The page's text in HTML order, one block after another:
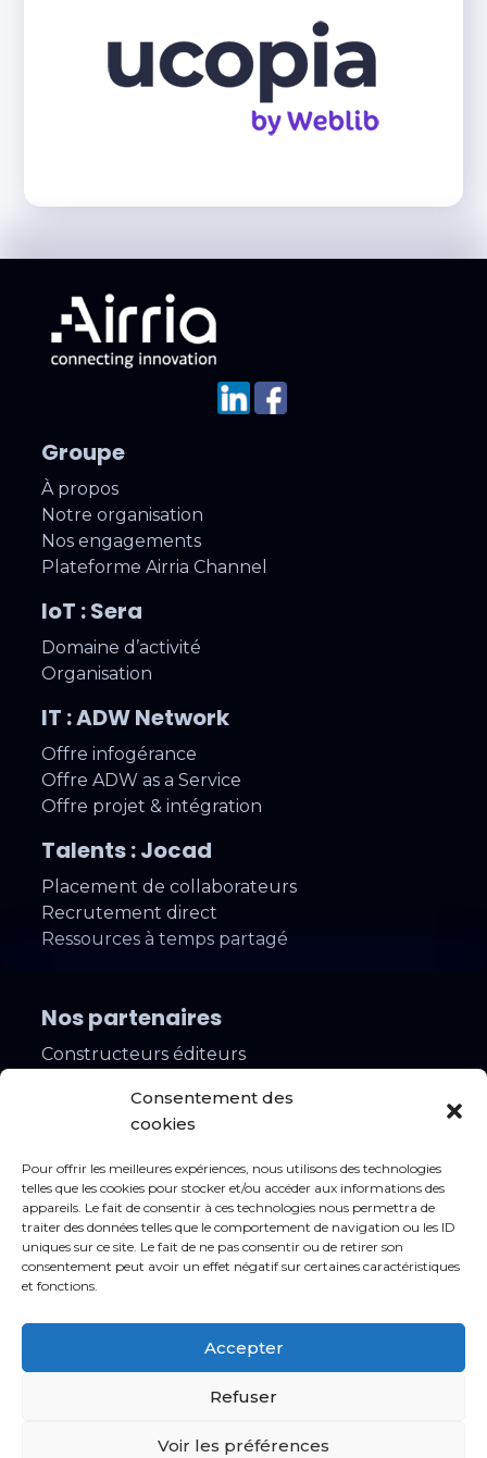
Consentement des
cookies
Pour offrir les meilleures expériences, nous utilisons des technologies
telles que les cookies pour stocker et/ou accéder aux informations des
appareils. Le fait de consentir à ces technologies nous permettra de
traiter des données telles que le comportement de navigation ou les ID
uniques sur ce site. Le fait de ne pas consentir ou de retirer son
consentement peut avoir un effet négatif sur certaines caractéristiques
et fonctions.
Accepter
Refuser
Voir les préférences
Groupe
À propos
Notre organisation
Nos engagements
Plateforme Airria Channel
IoT : Sera
Domaine d’activité
Organisation
IT : ADW Network
Offre infogérance
Offre ADW as a Service
Offre projet & intégration
Talents : Jocad
Placement de collaborateurs
Recrutement direct
Ressources à temps partagé
Nos partenaires
Constructeurs éditeurs
Contacts
Rejoindre notre réseau
Lancer votre projet
Nos agences
Nos offres d’emploi
Conditions générales
Protection des données
Politique de cookies